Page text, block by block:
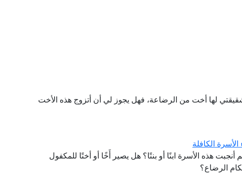
لها أخت من الرضاعة، فهل يجوز لي أن أتزوج هذه الأخت
الكافلة
هذه الأسرة ابنًا أو بنتًا؟ هل يصير أَخًا أو أختًا للمكفول
الرضاع؟